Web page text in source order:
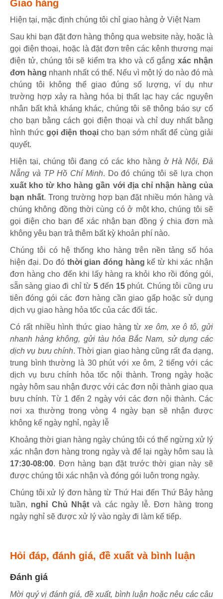
Giao hàng
Hiện tại, mặc định chúng tôi chỉ giao hàng ở Việt Nam
Sau khi bạn đặt đơn hàng thông qua website này, hoặc là
gọi điện thoại, hoặc là đặt đơn trên các kênh thương mại
điện tử, chúng tôi sẽ kiểm tra kho và cố gắng xác nhận
đơn hàng nhanh nhất có thể. Nếu vì một lý do nào đó mà
chúng tôi không thể giao đúng số lượng, ví dụ như
trường hợp xảy ra hàng hóa bị thất lạc hay các nguyên
nhân bất khả kháng khác, chúng tôi sẽ thông báo sự cố
cho bạn bằng cách gọi điện thoại và chỉ duy nhất bằng
hình thức gọi điện thoại cho bạn sớm nhất để cùng giải
quyết.
Hiện tại, chúng tôi đang có các kho hàng ởHà Nội, Đà
Nẵng và TP Hồ Chí Minh. Do đó chúng tôi sẽ lựa chọn
xuất kho từ kho hàng gần với địa chỉ nhận hàng của
bạn nhất. Trong trường hợp bạn đặt nhiều món hàng và
chúng không đồng thời cùng có ở một kho, chúng tôi sẽ
gọi điện cho bạn để xác nhận bạn đồng ý chia đơn mà
không yêu bạn trả thêm bất kỳ khoản phí nào.
Chúng tôi có hệ thống kho hàng trên nền tảng số hóa
hiện đại. Do đó thời gian đóng hàng kể từ khi xác nhận
đơn hàng cho đến khi lấy hàng ra khỏi kho rồi đóng gói,
sẵn sàng giao đi chỉ từ 5đến 15 phút. Chúng tôi cũng ưu
tiên đóng gói các đơn hàng cần giao gấp hoặc sử dụng
dịch vụ giao hàng hỏa tốc của các đối tác.
Có rất nhiều hình thức giao hàng từxe ôm, xe ô tô, gửi
nhanh hàng không, gửi tàu hỏa Bắc Nam, sử dụng các
dịch vụ bưu chính. Thời gian giao hàng cũng rất đa dạng,
trung bình thường là 30 phút với xe ôm, 2 tiếng với các
dịch vụ bưu chính hỏa tốc nội thành. Trong ngày hoặc
ngày hôm sau nhận được với các đơn nội thành giao qua
bưu chính. Từ 1 đến 2 ngày với các đơn nội thành. Các
nơi xa thường trong vòng 4 ngày bạn sẽ nhận được
không kể ngày nghỉ, ngày lễ
Khoảng thời gian hàng ngày chúng tôi có thể ngừng xử lý
xác nhận đơn hàng trong ngày và để lại ngày hôm sau là
17:30-08:00. Đơn hàng bạn đặt trước thời gian này sẽ
được chúng tôi xác nhận và đóng gói luôn trong ngày.
Chúng tôi xử lý đơn hàng từ Thứ Hai đến Thứ Bảy hàng
tuần, nghỉ Chủ Nhậtvà các ngày lễ. Đơn hàng trong
ngày nghỉ sẽ được xử lý vào ngày đi làm kế tiếp.
Hỏi đáp, đánh giá, đề xuất và bình luận
Đánh giá
Mời quý vị đánh giá, đề xuất, bình luận hoặc nêu các câu